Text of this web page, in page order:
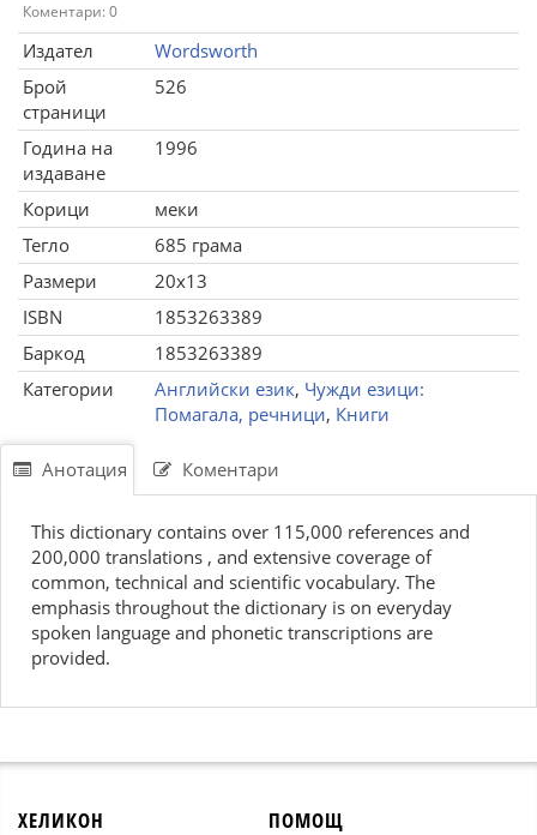
Коментари: 0
Издател
Wordsworth
Брой
страници
526
Година на
издаване
1996
Корици
меки
Тегло
685 грама
Размери
20x13
ISBN
1853263389
Баркод
1853263389
Категории
Английски език, Чужди езици:
Помагала, речници, Книги
Анотация Коментари
This dictionary contains over 115,000 references and
200,000 translations , and extensive coverage of
common, technical and scientific vocabulary. The
emphasis throughout the dictionary is on everyday
spoken language and phonetic transcriptions are
provided.
ХЕЛИКОН ПОМОЩ